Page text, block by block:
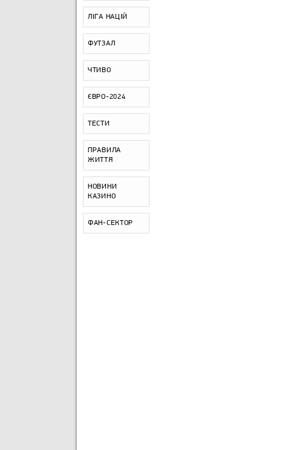
ЛІГА НАЦІЙ
ФУТЗАЛ
ЧТИВО
ЄВРО-2024
ТЕСТИ
ПРАВИЛА
ЖИТТЯ
НОВИНИ
КАЗИНО
ФАН-СЕКТОР